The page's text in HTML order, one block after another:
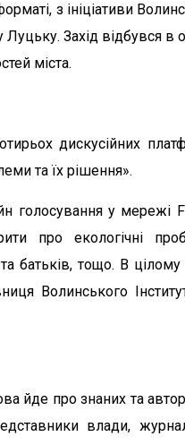
з ініціативи
Захід відбувся в
міста.
дискусійних
та їх рішення».
голосування у мережі
про екологічні
батьків, тощо. В цілому
Волинського
йде про знаних та
влади,